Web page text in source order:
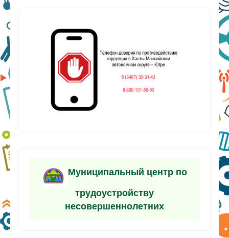
Муниципальный центр по
трудоустройству
несовершеннолетних